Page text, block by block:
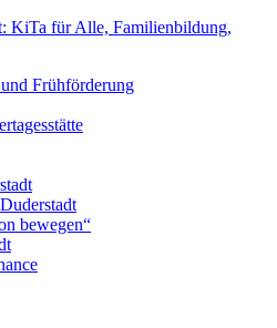
KiTa für Alle, Familienbildung,
Frühförderung
bewegen“